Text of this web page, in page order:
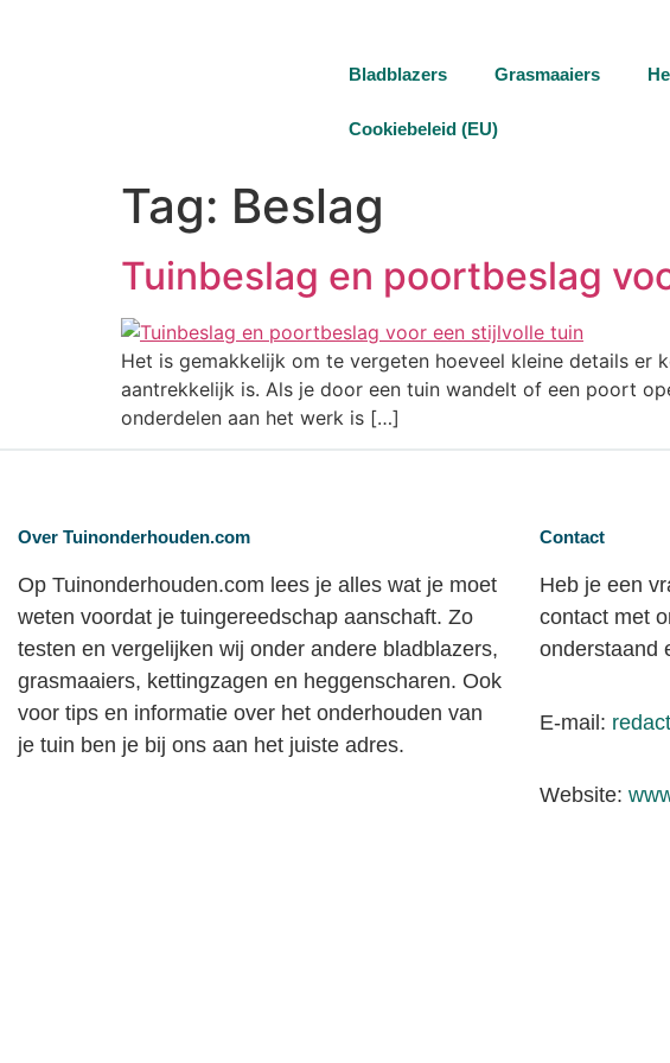
Bladblazers Grasmaaiers
Cookiebeleid (EU)
Tag: Beslag
Tuinbeslag en poortbeslag
Het is gemakkelijk om te vergeten hoeveel kleine details er
aantrekkelijk is. Als je door een tuin wandelt of een poort
onderdelen aan het werk is […]
Over Tuinonderhouden.com
Op Tuinonderhouden.com lees je alles wat je moet
weten voordat je tuingereedschap aanschaft. Zo
testen en vergelijken wij onder andere bladblazers,
grasmaaiers, kettingzagen en heggenscharen. Ook
voor tips en informatie over het onderhouden van
je tuin ben je bij ons aan het juiste adres.
Contact
Heb je een
contact met
onderstaand
E-mail:
Website: